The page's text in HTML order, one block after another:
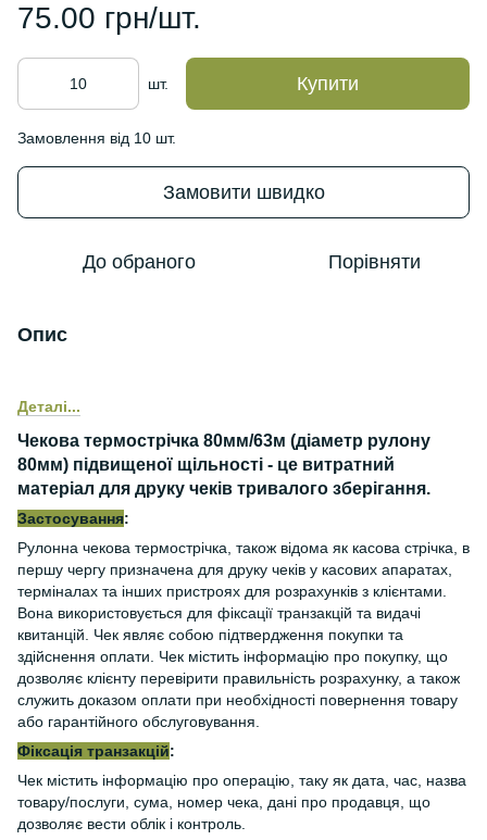
75.00 грн/шт.
шт. Купити
Замовлення від 10 шт.
Замовити швидко
До обраного Порівняти
Опис
Деталі...
Чекова термострічка 80мм/63м (діаметр рулону
80мм) підвищеної щільності - це витратний
матеріал для друку чеків тривалого зберігання.
Застосування:
Рулонна чекова термострічка, також відома як касова стрічка, в
першу чергу призначена для друку чеків у касових апаратах,
терміналах та інших пристроях для розрахунків з клієнтами.
Вона використовується для фіксації транзакцій та видачі
квитанцій. Чек являє собою підтвердження покупки та
здійснення оплати. Чек містить інформацію про покупку, що
дозволяє клієнту перевірити правильність розрахунку, а також
служить доказом оплати при необхідності повернення товару
або гарантійного обслуговування.
Фіксація транзакцій:
Чек містить інформацію про операцію, таку як дата, час, назва
товару/послуги, сума, номер чека, дані про продавця, що
дозволяє вести облік і контроль.